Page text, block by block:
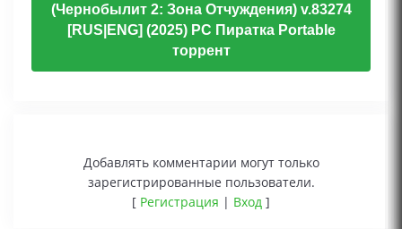
(Чернобылит 2: Зона Отчуждения) v.83274
[RUS|ENG] (2025) PC Пиратка Portable
торрент
Добавлять комментарии могут только
зарегистрированные пользователи.
[ Регистрация | Вход ]